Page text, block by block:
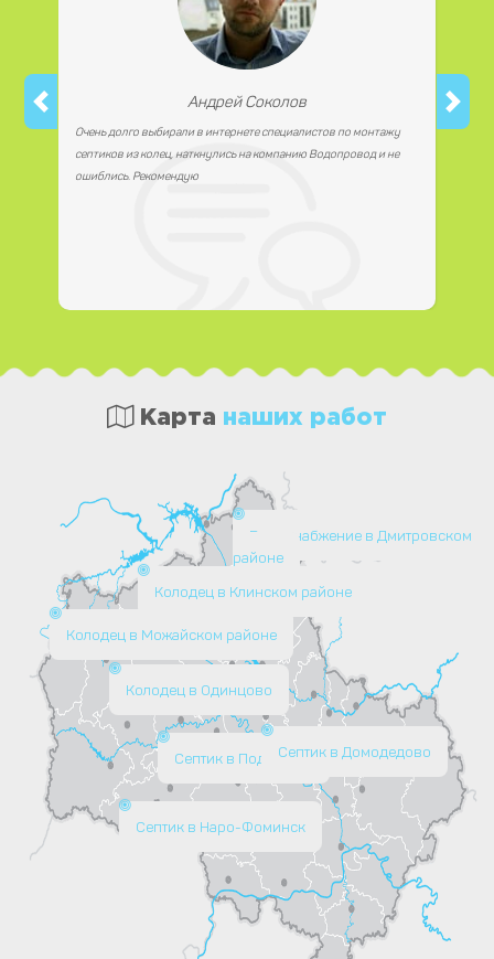
Андрей Соколов
Очень долго выбирали в интернете специалистов по монтажу
септиков из колец, наткнулись на компанию Водопровод и не
ошиблись. Рекомендую
Карта наших работ
Колодец в Одинцово
Септик в Подольске
Септик в Наро-Фоминск
Колодец в Клинском районе
Колодец в Можайском районе
Водоснабжение в Дмитровском
районе
Септик в Домодедово